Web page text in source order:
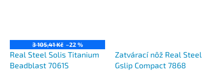
3 105,41 Kč –22 %
Real Steel Solis Titanium
Beadblast 7061S
Zatvárací nôž Real Steel
Gslip Compact 7868